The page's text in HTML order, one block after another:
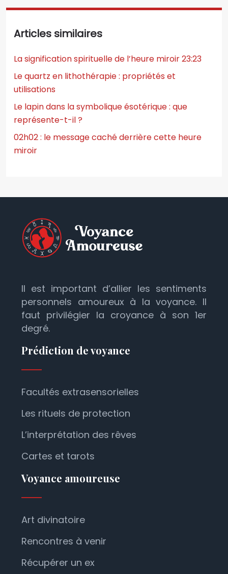
Articles similaires
La signification spirituelle de l’heure miroir 23:23
Le quartz en lithothérapie : propriétés et
utilisations
Le lapin dans la symbolique ésotérique : que
représente-t-il ?
02h02 : le message caché derrière cette heure
miroir
Il est important d’allier les sentiments
personnels amoureux à la voyance. Il
faut privilégier la croyance à son 1er
degré.
Prédiction de voyance
Facultés extrasensorielles
Les rituels de protection
L’interprétation des rêves
Cartes et tarots
Voyance amoureuse
Art divinatoire
Rencontres à venir
Récupérer un ex